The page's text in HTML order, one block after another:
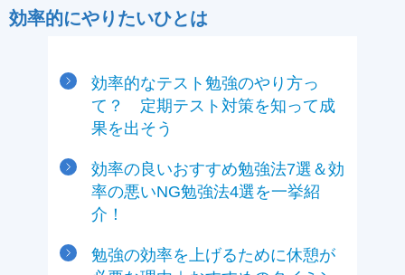
効率的にやりたいひとは
効率的なテスト勉強のやり方っ
て？ 定期テスト対策を知って成
果を出そう
効率の良いおすすめ勉強法7選＆効
率の悪いNG勉強法4選を一挙紹
介！
勉強の効率を上げるために休憩が